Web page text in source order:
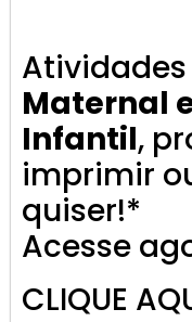
Maternal
Infantil,
imprimir
quiser!*
Acesse
CLIQUE